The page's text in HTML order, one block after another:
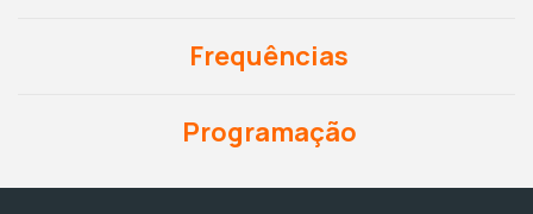
Frequências
Programação